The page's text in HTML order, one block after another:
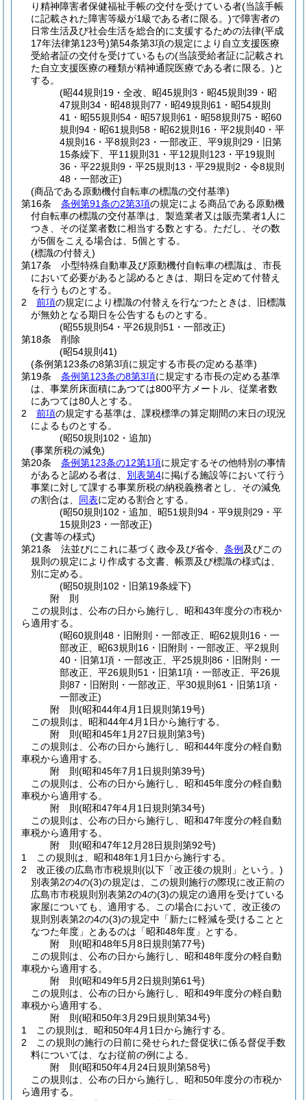
り精神障害者保健福祉手帳の交付を受けている者(当該手帳
に記載された障害等級が1級である者に限る。)で障害者の
日常生活及び社会生活を総合的に支援するための法律(平成
17年法律第123号)第54条第3項の規定により自立支援医療
受給者証の交付を受けているもの(当該受給者証に記載され
た自立支援医療の種類が精神通院医療である者に限る。)と
する。
(昭44規則19・全改、昭45規則3・昭45規則39・昭
47規則34・昭48規則77・昭49規則61・昭54規則
41・昭55規則54・昭57規則61・昭58規則75・昭60
規則94・昭61規則58・昭62規則16・平2規則40・平
4規則16・平8規則23・一部改正、平9規則29・旧第
15条繰下、平11規則31・平12規則123・平19規則
36・平22規則9・平25規則13・平29規則2・令8規則
48・一部改正)
(商品である原動機付自転車の標識の交付基準)
第16条
条例第91条の2第3項の規定による商品である原動機
付自転車の標識の交付基準は、製造業者又は販売業者1人に
つき、その従業者数に相当する数とする。 ただし、その数
が5個をこえる場合は、5個とする。
(標識の付替え)
第17条
小型特殊自動車及び原動機付自転車の標識は、市長
において必要があると認めるときは、期日を定めて付替え
を行うものとする。
2
前項の規定により標識の付替えを行なつたときは、旧標識
が無効となる期日を公告するものとする。
(昭55規則54・平26規則51・一部改正)
第18条
削除
(昭54規則41)
(条例第123条の8第3項に規定する市長の定める基準)
第19条
条例第123条の8第3項に規定する市長の定める基準
は、事業所床面積にあつては800平方メートル、従業者数
にあつては80人とする。
2
前項の規定する基準は、課税標準の算定期間の末日の現況
によるものとする。
(昭50規則102・追加)
(事業所税の減免)
第20条
条例第123条の12第1項に規定するその他特別の事情
があると認める者は、 別表第4に掲げる施設等において行う
事業に対して課する事業所税の納税義務者とし、その減免
の割合は、 同表に定める割合とする。
(昭50規則102・追加、昭51規則94・平9規則29・平
15規則23・一部改正)
(文書等の様式)
第21条
法並びにこれに基づく政令及び省令、 条例 及びこの
規則の規定により作成する文書、帳票及び標識の様式は、
別に定める。
(昭50規則102・旧第19条繰下)
附 則
この規則は、公布の日から施行し、昭和43年度分の市税か
ら適用する。
(昭60規則48・旧附則・一部改正、昭62規則16・一
部改正、昭63規則16・旧附則・一部改正、平2規則
40・旧第1項・一部改正、平25規則86・旧附則・一
部改正、平26規則51・旧第1項・一部改正、平26規
則87・旧附則・一部改正、平30規則61・旧第1項・
一部改正)
附 則(昭和44年4月1日規則第19号)
この規則は、昭和44年4月1日から施行する。
附 則(昭和45年1月27日規則第3号)
この規則は、公布の日から施行し、昭和44年度分の軽自動
車税から適用する。
附 則(昭和45年7月1日規則第39号)
この規則は、公布の日から施行し、昭和45年度分の軽自動
車税から適用する。
附 則(昭和47年4月1日規則第34号)
この規則は、公布の日から施行し、昭和47年度分の軽自動
車税から適用する。
附 則(昭和47年12月28日規則第92号)
1
この規則は、昭和48年1月1日から施行する。
2
改正後の広島市市税規則 (以下「改正後の規則」という。)
別表第2の4の(3)の規定は、この規則施行の際現に改正前の
広島市市税規則別表第2の4の(3)の規定の適用を受けている
家屋についても、適用する。
この場合において、改正後の
規則別表第2の4の(3)の規定中「新たに軽減を受けることと
なつた年度」とあるのは「昭和48年度」とする。
附 則(昭和48年5月8日規則第77号)
この規則は、公布の日から施行し、昭和48年度分の軽自動
車税から適用する。
附 則(昭和49年5月2日規則第61号)
この規則は、公布の日から施行し、昭和49年度分の軽自動
車税から適用する。
附 則(昭和50年3月29日規則第34号)
1
この規則は、昭和50年4月1日から施行する。
2
この規則の施行の日前に発せられた督促状に係る督促手数
料については、なお従前の例による。
附 則(昭和50年4月24日規則第58号)
この規則は、公布の日から施行し、昭和50年度分の市税か
ら適用する。